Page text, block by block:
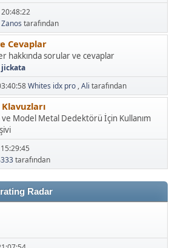
20:48:22
Zanos tarafından
Cevaplar
hakkında sorular ve cevaplar
jickata
Whites idx pro ,Ali tarafından
Model Metal Dedektörü İçin Kullanım
tarafından
Radar